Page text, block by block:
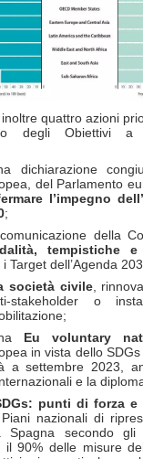
quattro azioni
degli Obiettivi
dichiarazione
del Parlamento
l’impegno
;
della
tempistiche
Target dell’Agenda
società civile,
stakeholder o
Eu voluntary
in vista dello
a settembre 2023,
e la
punti di forza e
nazionali di
Spagna secondo
il 90% delle misure